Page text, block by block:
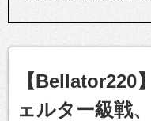
【Bellator220
ェルター級戦